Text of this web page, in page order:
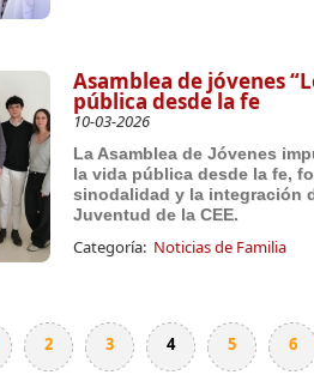
Asamblea de jóvenes
pública desde la fe
10-03-2026
La Asamblea de Jóvenes
la vida pública desde la fe,
sinodalidad y la integración
Juventud de la CEE.
Categoría: Noticias de Familia
2 3 4 5 6